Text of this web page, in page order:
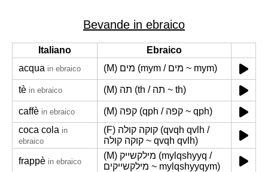
Bevande in ebraico
Italiano
Ebraico
acqua in ebraico (M) מים (mym / מים ~ mym)
tè in ebraico (M) תה (th / תה ~ th)
caffè in ebraico
(M) קפה (qph / קפה ~ qph)
coca cola in
ebraico
(F) קוקה קולה (qvqh qvlh /
קוקה קולה ~ qvqh qvlh)
frappè in ebraico
(M) מילקשייק (mylqshyyq /
מילקשייקים ~ mylqshyyqym)